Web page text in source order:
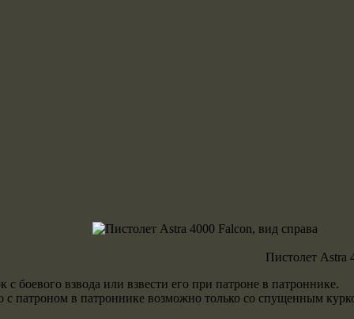
Пистолет Astra
взвода или взвести его при патроне в патроннике.
патроном в патроннике возможно только со спущенным